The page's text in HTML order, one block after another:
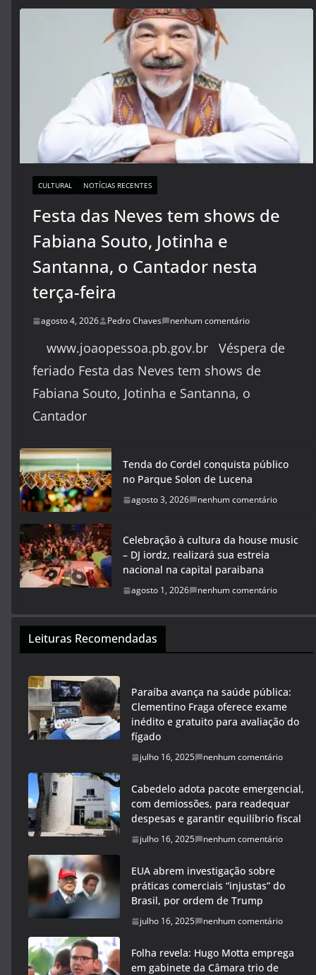
CULTURAL NOTÍCIAS RECENTES
Festa das Neves tem shows de
Fabiana Souto, Jotinha e
Santanna, o Cantador nesta
terça-feira
agosto 4, 2026 Pedro Chaves nenhum comentário
www.joaopessoa.pb.gov.br Véspera de
feriado Festa das Neves tem shows de
Fabiana Souto, Jotinha e Santanna, o
Cantador
Tenda do Cordel conquista público
no Parque Solon de Lucena
agosto 3, 2026 nenhum comentário
Celebração à cultura da house music
– DJ iordz, realizará sua estreia
nacional na capital paraibana
agosto 1, 2026 nenhum comentário
Leituras Recomendadas
Paraíba avança na saúde pública:
Clementino Fraga oferece exame
inédito e gratuito para avaliação do
fígado
julho 16, 2025 nenhum comentário
Cabedelo adota pacote emergencial,
com demiossões, para readequar
despesas e garantir equilíbrio fiscal
julho 16, 2025 nenhum comentário
EUA abrem investigação sobre
práticas comerciais “injustas” do
Brasil, por ordem de Trump
julho 16, 2025 nenhum comentário
Folha revela: Hugo Motta emprega
em gabinete da Câmara trio de